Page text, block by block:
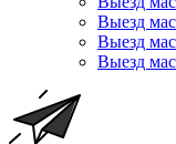
Выезд
Выезд
Выезд